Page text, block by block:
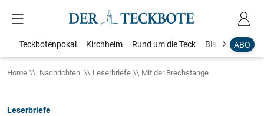
ABO
Teckbotenpokal Kirchheim Rund um die Teck Blaulicht
Home Nachrichten Leserbriefe Mit der Brechstange
Leserbriefe